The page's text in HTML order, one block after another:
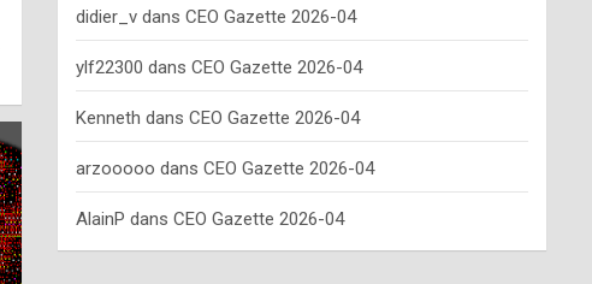
didier_vdans CEO Gazette 2026-04
ylf22300 dans CEO Gazette 2026-04
Kenneth dans CEO Gazette 2026-04
arzooooo dans CEO Gazette 2026-04
AlainP dans CEO Gazette 2026-04